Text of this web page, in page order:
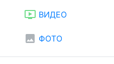
ondemand_video ВИДЕО
image ФОТО